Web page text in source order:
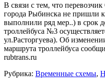
В связи с тем, что
города Рыбинска не пришли
выполнили ряд мер..) в срок
троллейбуса №3
ул.Расторгуева). Об
маршрута троллейбуса
rubtrans.ru
Рубрика: Временные схемы,